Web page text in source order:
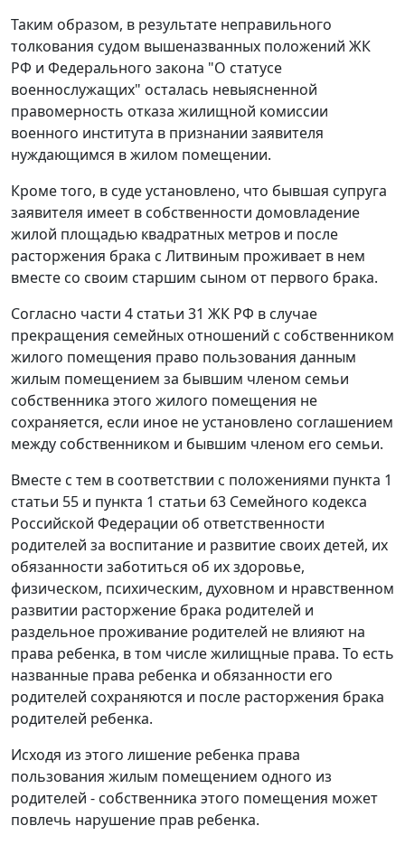
Таким образом, в результате неправильного
толкования судом вышеназванных положений ЖК
РФ и Федерального закона "О статусе
военнослужащих" осталась невыясненной
правомерность отказа жилищной комиссии
военного института в признании заявителя
нуждающимся в жилом помещении.
Кроме того, в суде установлено, что бывшая супруга
заявителя имеет в собственности домовладение
жилой площадью квадратных метров и после
расторжения брака с Литвиным проживает в нем
вместе со своим старшим сыном от первого брака.
Согласно части 4 статьи 31 ЖК РФ в случае
прекращения семейных отношений с собственником
жилого помещения право пользования данным
жилым помещением за бывшим членом семьи
собственника этого жилого помещения не
сохраняется, если иное не установлено соглашением
между собственником и бывшим членом его семьи.
Вместе с тем в соответствии с положениями пункта 1
статьи 55 и пункта 1 статьи 63 Семейного кодекса
Российской Федерации об ответственности
родителей за воспитание и развитие своих детей, их
обязанности заботиться об их здоровье,
физическом, психическим, духовном и нравственном
развитии расторжение брака родителей и
раздельное проживание родителей не влияют на
права ребенка, в том числе жилищные права. То есть
названные права ребенка и обязанности его
родителей сохраняются и после расторжения брака
родителей ребенка.
Исходя из этого лишение ребенка права
пользования жилым помещением одного из
родителей - собственника этого помещения может
повлечь нарушение прав ребенка.